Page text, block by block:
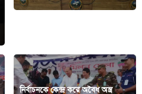
নির্বাচনকে কেন্দ্র করে অবৈধ অস্ত্র